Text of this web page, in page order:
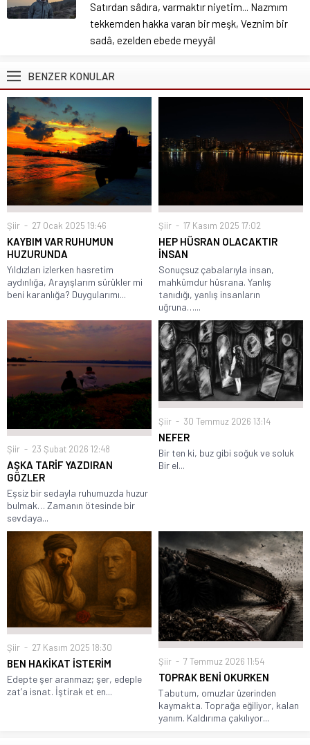
Satırdan sâdıra, varmaktır niyetim... Nazmım
tekkemden hakka varan bir meşk, Veznim bir
sadâ, ezelden ebede meyyâl
BENZER KONULAR
Şiir 27 Ocak 2025 19:46
KAYBIM VAR RUHUMUN
HUZURUNDA
Yıldızları izlerken hasretim
aydınlığa, Arayışlarım sürükler mi
beni karanlığa? Duygularımı...
Şiir 17 Kasım 2025 17:02
HEP HÜSRAN OLACAKTIR
İNSAN
Sonuçsuz çabalarıyla insan,
mahkûmdur hüsrana. Yanlış
tanıdığı, yanlış insanların
uğruna…...
Şiir 23 Şubat 2026 12:48
AŞKA TARİF YAZDIRAN
GÖZLER
Eşsiz bir sedayla ruhumuzda huzur
bulmak… Zamanın ötesinde bir
sevdaya...
Şiir 30 Temmuz 2026 13:14
NEFER
Bir ten ki, buz gibi soğuk ve soluk
Bir el...
Şiir 27 Kasım 2025 18:30
BEN HAKİKAT İSTERİM
Edepte şer aranmaz; şer, edeple
zat’a isnat. İştirak et en...
Şiir 7 Temmuz 2026 11:54
TOPRAK BENİ OKURKEN
Tabutum, omuzlar üzerinden
kaymakta. Toprağa eğiliyor, kalan
yanım. Kaldırıma çakılıyor...